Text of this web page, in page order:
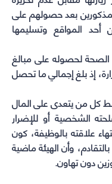
بعد حصولهم على
من أحد المواقع وتسليمها
لحصوله على مبالغ
إذ بلغ إجمالي ما تحصل
كل من يتعدى على المال
الشخصية أو للإضرار
علاقته بالوظيفة، كون
وأن الهيئة ماضية
دون تهاون.